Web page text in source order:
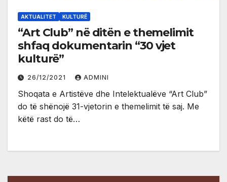
AKTUALITET KULTURË
“Art Club” në ditën e themelimit
shfaq dokumentarin “30 vjet
kulturë”
26/12/2021 ADMINI
Shoqata e Artistëve dhe Intelektualëve “Art Club”
do të shënojë 31-vjetorin e themelimit të saj. Me
këtë rast do të…